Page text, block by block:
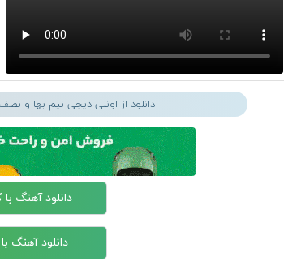
دانلود از اونلی دیجی نیم بها و
دانلود آهنگ
دانلود آهنگ با